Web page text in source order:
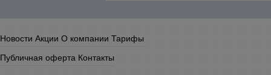
Новости Акции О компании Тарифы
Публичная оферта Контакты